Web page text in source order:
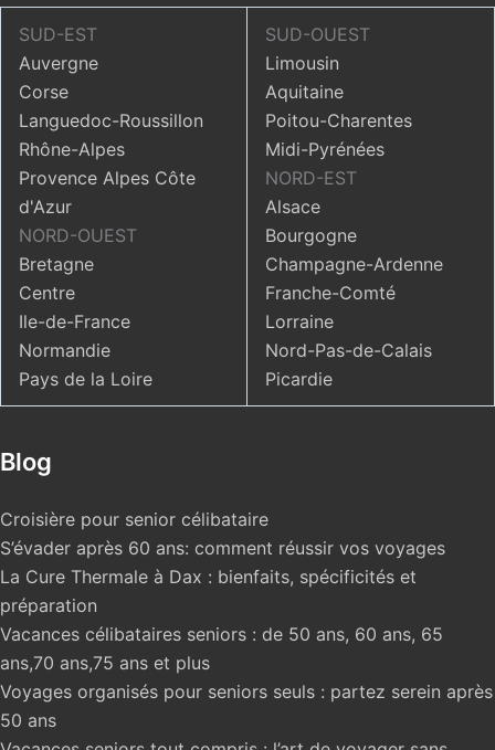
SUD-EST
Auvergne
Corse
Languedoc-Roussillon
Rhône-Alpes
Provence Alpes Côte
d'Azur
NORD-OUEST
Bretagne
Centre
Ile-de-France
Normandie
Pays de la Loire
SUD-OUEST
Limousin
Aquitaine
Poitou-Charentes
Midi-Pyrénées
NORD-EST
Alsace
Bourgogne
Champagne-Ardenne
Franche-Comté
Lorraine
Nord-Pas-de-Calais
Picardie
Blog
Croisière pour senior célibataire
S’évader après 60 ans: comment réussir vos voyages
La Cure Thermale à Dax : bienfaits, spécificités et
préparation
Vacances célibataires seniors : de 50 ans, 60 ans, 65
ans,70 ans,75 ans et plus
Voyages organisés pour seniors seuls : partez serein après
50 ans